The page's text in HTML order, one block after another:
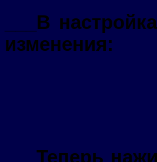
___В
изменения:
___Теперь